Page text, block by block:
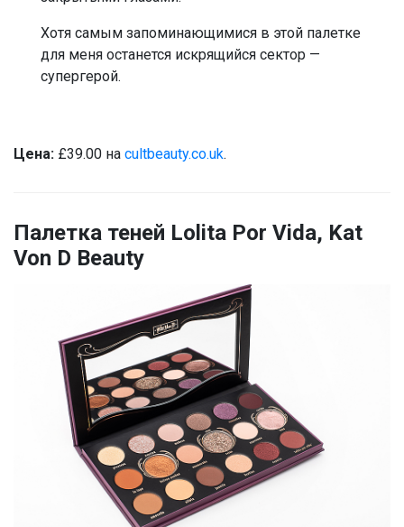
Хотя самым запоминающимися в этой палетке
для меня останется искрящийся сектор —
супергерой.
Цена: £39.00 на cultbeauty.co.uk.
Палетка теней Lolita Por Vida, Kat
Von D Beauty